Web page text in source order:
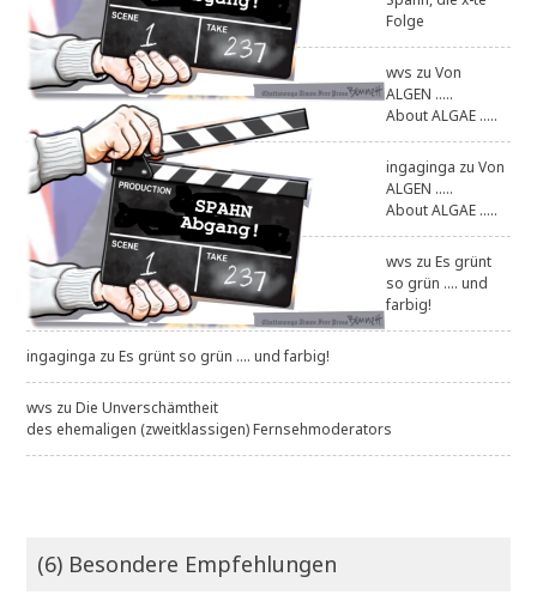
Folge
wvs zuVon
ALGEN .....
About ALGAE .....
ingaginga zuVon
ALGEN .....
About ALGAE .....
wvs zuEs grünt
so grün .... und
farbig!
ingaginga zuEs grünt so grün .... und farbig!
wvs zuDie Unverschämtheit
des ehemaligen (zweitklassigen) Fernsehmoderators
(6) Besondere Empfehlungen